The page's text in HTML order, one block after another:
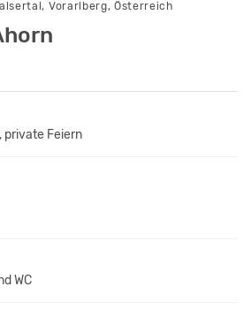
Vorarlberg, Österreich
private Feiern
WC